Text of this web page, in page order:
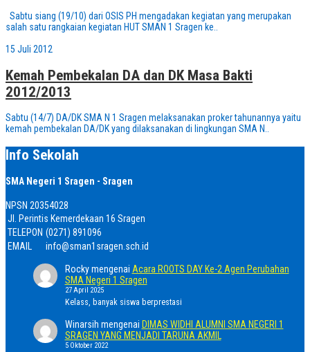
Sabtu siang (19/10) dari OSIS PH mengadakan kegiatan yang merupakan
salah satu rangkaian kegiatan HUT SMAN 1 Sragen ke..
15 Juli 2012
Kemah Pembekalan DA dan DK Masa Bakti
2012/2013
Sabtu (14/7) DA/DK SMA N 1 Sragen melaksanakan proker tahunannya yaitu
kemah pembekalan DA/DK yang dilaksanakan di lingkungan SMA N..
Info Sekolah
SMA Negeri 1 Sragen - Sragen
NPSN 20354028
Jl. Perintis Kemerdekaan 16 Sragen
TELEPON (0271) 891096
EMAIL
info@sman1sragen.sch.id
Rockymengenai Acara ROOTS DAY Ke-2 Agen Perubahan
SMA Negeri 1 Sragen
27 April 2025
Kelass, banyak siswa berprestasi
Winarsih mengenai DIMAS WIDHI ALUMNI SMA NEGERI 1
SRAGEN YANG MENJADI TARUNA AKMIL
5 Oktober 2022